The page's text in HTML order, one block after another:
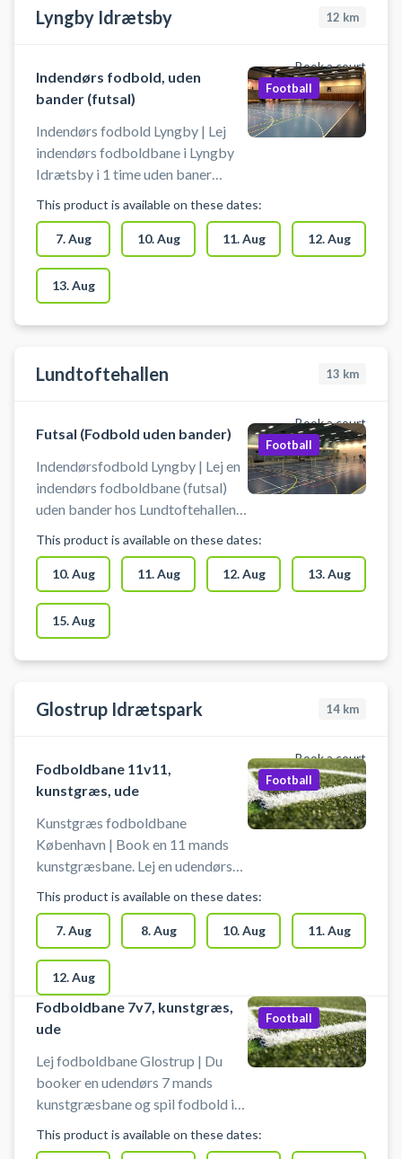
Lyngby Idrætsby 12 km
Book a court
Indendørs fodbold, uden
bander (futsal)
Indendørs fodbold Lyngby | Lej
indendørs fodboldbane i Lyngby
Idrætsby i 1 time uden baner
fodboldbane og spil indendørs
fodbold i Lyngby i Idrætsbyens
multihal 2, hvor du lejer hele hallen.
Der er mulighed for omklædning
og gratis parkering ved booking
af indendørs fodboldbane i
Football
This product is available on these dates:
7. Aug 10. Aug 11. Aug 12. Aug
13. Aug
Lundtoftehallen 13 km
Book a court
Futsal (Fodbold uden bander)
Indendørsfodbold Lyngby | Lej en
indendørs fodboldbane (futsal)
uden bander hos Lundtoftehallen i
indendørssko, som ikke sætter
mærker. Der er mulighed for
omklædning
Football
This product is available on these dates:
10. Aug 11. Aug 12. Aug 13. Aug
15. Aug
Glostrup Idrætspark 14 km
Book a court
Fodboldbane 11v11,
kunstgræs, ude
Kunstgræs fodboldbane
København | Book en 11 mands
kunstgræsbane. Lej en udendørs
Medbring selv bolde. Der kan
også spille på tværs på 2 stk. 7-
mandsbaner. Bemærk: Du booker
for 30 min ad gangen. Hvis du
ønsker at spille 1 time, skal der
bookes der 2 tider
Football
This product is available on these dates:
7. Aug 8. Aug 10. Aug 11. Aug
12. Aug
Fodboldbane 7v7, kunstgræs,
ude
Lej fodboldbane Glostrup | Du
booker en udendørs 7 mands
kunstgræsbane og spil fodbold i
Bemærk: Du booker for 30 min ad
Football
This product is available on these dates: